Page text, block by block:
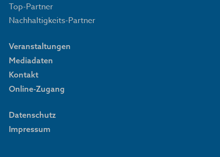
Top-Partner
Nachhaltigkeits-Partner
Veranstaltungen
Mediadaten
Kontakt
Online-Zugang
Datenschutz
Impressum